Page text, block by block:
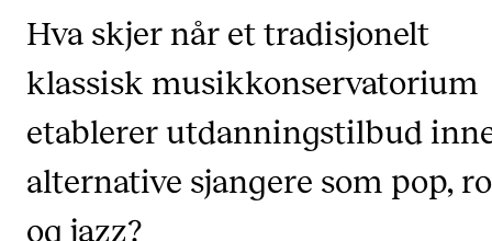
STUDENTLIV
Søknad og opptak
Biblioteket
Fagmiljøer
Hva skjer når et tradisjonelt
klassisk musikkonservatorium
etablerer utdanningstilbud
alternative sjangere som pop,
og jazz?